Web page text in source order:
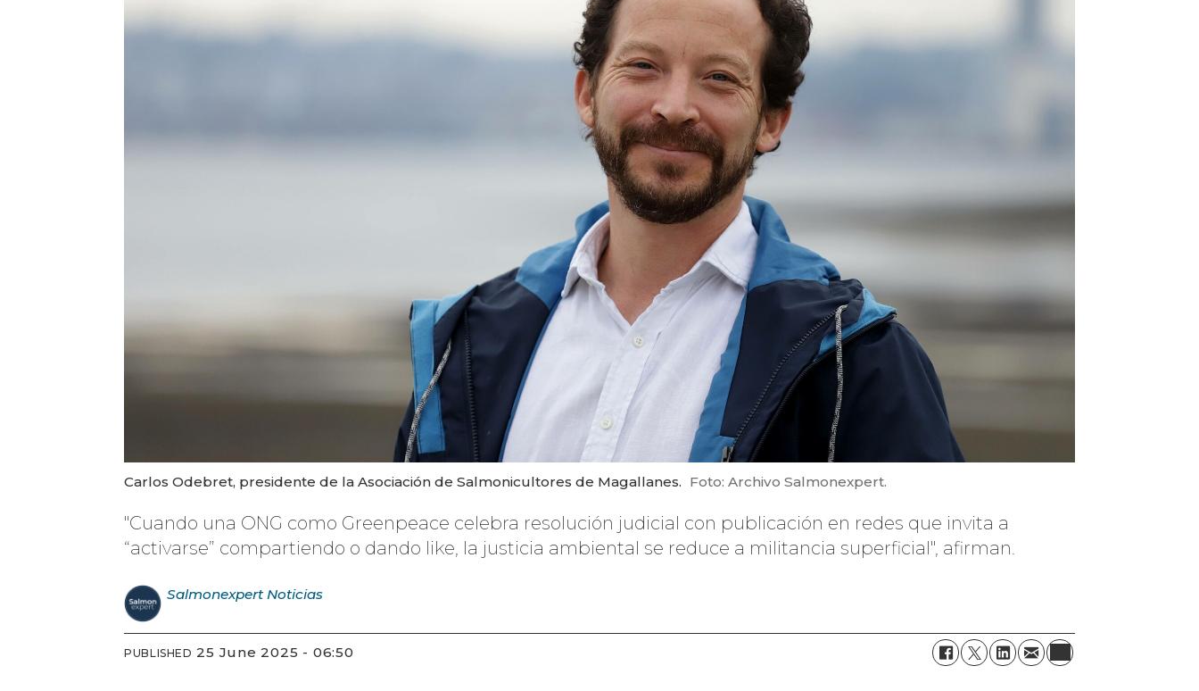
Carlos Odebret, presidente de la Asociación de Salmonicultores de Magallanes. Foto: Archivo Salmonexpert.
"Cuando una ONG como Greenpeace celebra resolución judicial con publicación en redes que invita a
“activarse” compartiendo o dando like, la justicia ambiental se reduce a militancia superficial", afirman.
Salmonexpert Noticias
PUBLISHED 25 June 2025 - 06:50